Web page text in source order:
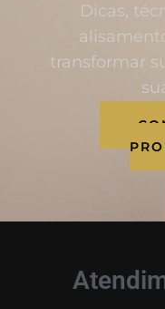
Dicas,
transformar